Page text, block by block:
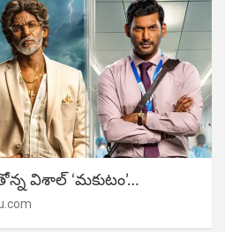
విశాల్ ‘మకుటం’…